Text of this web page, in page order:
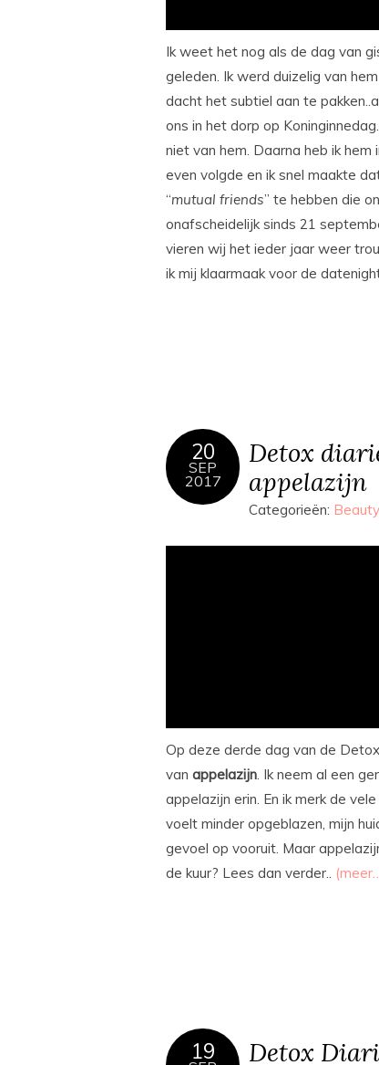
Ik weet het nog als de dag van
geleden. Ik werd duizelig van
dacht het subtiel aan te
ons in het dorp op
niet van hem. Daarna heb ik
even volgde en ik snel maakte
“mutual friends” te hebben die
onafscheidelijk sinds 21
vieren wij het ieder jaar weer
ik mij klaarmaak voor de
20
SEP
2017
Detox
appelazijn
Categorieën: Beauty
Op deze derde dag van de
van appelazijn. Ik neem al een
appelazijn erin. En ik merk de
voelt minder opgeblazen, mijn
gevoel op vooruit. Maar
de kuur? Lees dan verder..
19
Detox